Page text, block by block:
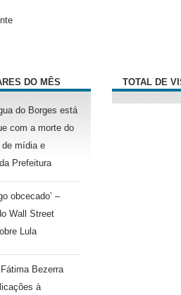
DO MÊS
do Borges está
com a morte do
mídia e
Prefeitura
obcecado’ –
Wall Street
Lula
Bezerra
à
TOTAL DE